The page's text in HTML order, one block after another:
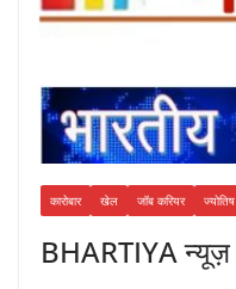
कारोबार खेल जॉब करियर ज्योतिष
BHARTIYA न्यूज़